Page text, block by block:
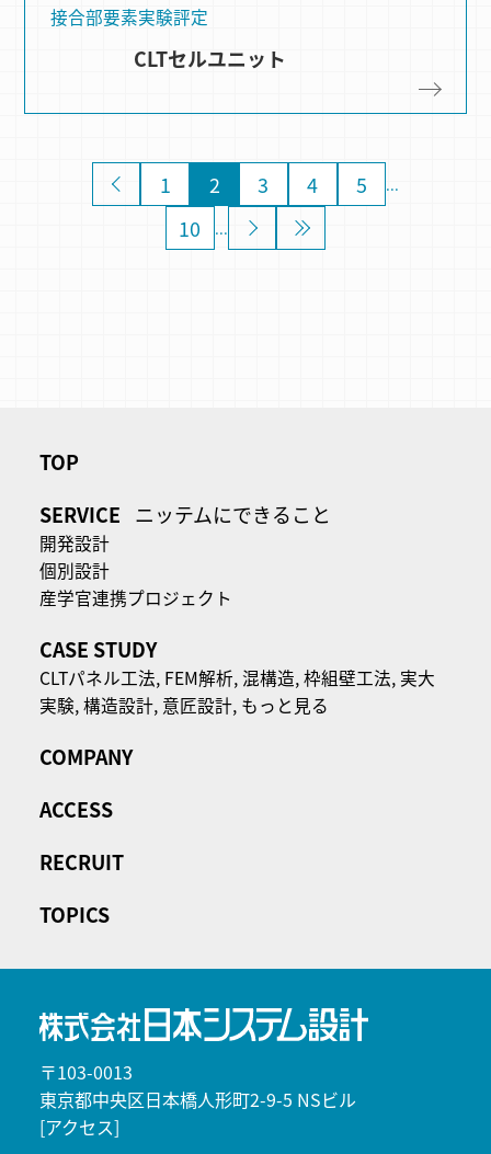
接合部要素実験評定
CLTセルユニット
1 2 3 4 5 ...
10 ... »
〒103-0013
東京都中央区日本橋人形町2-9-5 NSビル
[アクセス]
TOP
SERVICE ニッテムにできること
開発設計
個別設計
産学官連携プロジェクト
CASE STUDY
CLTパネル⼯法, FEM解析,混構造,枠組壁工法, 実大
実験,構造設計, 意匠設計, もっと見る
COMPANY
ACCESS
RECRUIT
TOPICS